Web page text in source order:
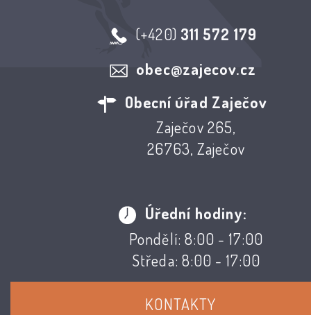
(+420) 311 572 179
obec@zajecov.cz
Obecní úřad Zaječov
Zaječov 265,
26763, Zaječov
Úřední hodiny:
Pondělí: 8:00 - 17:00
Středa: 8:00 - 17:00
KONTAKTY